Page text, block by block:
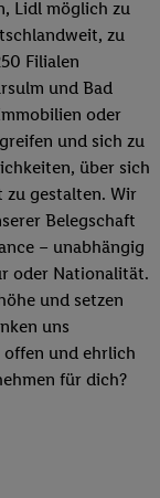
Lidl möglich zu
zu
Filialen
und Bad
oder
und sich zu
über sich
zu gestalten. Wir
Belegschaft
– unabhängig
oder Nationalität.
und setzen
uns
offen und ehrlich
für dich?